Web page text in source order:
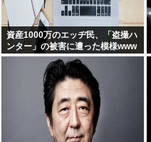
資産1000万のエッヂ民、「盗撮ハ
ンター」の被害に遭った模様www